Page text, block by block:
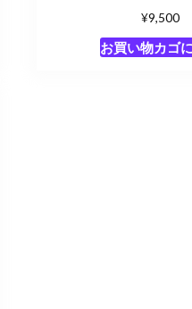
¥9,500
お買い物カゴ